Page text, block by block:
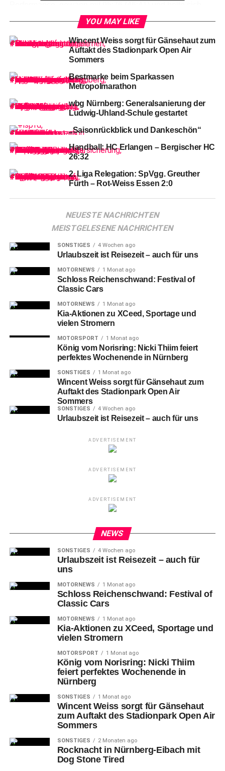
zudem den direkten Vergleich gegen den
Nürnbergs Neuzugang erzielte 17 Punkte, verteilte sechs
Assists, holte sieben Rebounds und machte damit genau
das, weshalb man ihn verpflichtet hatte.
1-Isaiah Rayshaud Hart gegen 30-Vincent John Friederici (N)
Doch der Reihe nach:
Faschingskrapfen hatten die Falken vor der Partie
ausgerufen und sie ließen Taten folgen. Angeführt vom
und engagiertes Auftakt-Viertel.
Klasse aufblitzen und kamen insbesondere in der Zone
der Falcons zu Punkten.
YOU MAY LIKE
Wincent Weiss sorgt für Gänsehaut zum
Auftakt des Stadionpark Open Air
Sommers
Bestmarke beim Sparkassen
Metropolmarathon
wbg Nürnberg: Generalsanierung der
Ludwig-Uhland-Schule gestartet
„Saisonrückblick und Dankeschön“
Handball: HC Erlangen – Bergischer HC
26:32
2. Liga Relegation: SpVgg. Greuther
Fürth – Rot-Weiss Essen 2:0
NEUESTE NACHRICHTEN
MEISTGELESENE NACHRICHTEN
SONSTIGES 4 Wochen ago
Urlaubszeit ist Reisezeit – auch für uns
MOTORNEWS 1 Monat ago
Schloss Reichenschwand: Festival of
Classic Cars
MOTORNEWS 1 Monat ago
Kia-Aktionen zu XCeed, Sportage und
vielen Stromern
MOTORSPORT 1 Monat ago
König vom Norisring: Nicki Thiim feiert
perfektes Wochenende in Nürnberg
SONSTIGES 1 Monat ago
Wincent Weiss sorgt für Gänsehaut zum
Auftakt des Stadionpark Open Air
Sommers
SONSTIGES 4 Wochen ago
Urlaubszeit ist Reisezeit – auch für uns
ADVERTISEMENT
ADVERTISEMENT
ADVERTISEMENT
NEWS
SONSTIGES 4 Wochen ago
Urlaubszeit ist Reisezeit – auch für
uns
MOTORNEWS 1 Monat ago
Schloss Reichenschwand: Festival of
Classic Cars
MOTORNEWS 1 Monat ago
Kia-Aktionen zu XCeed, Sportage und
vielen Stromern
MOTORSPORT 1 Monat ago
König vom Norisring: Nicki Thiim
feiert perfektes Wochenende in
Nürnberg
SONSTIGES 1 Monat ago
Wincent Weiss sorgt für Gänsehaut
zum Auftakt des Stadionpark Open Air
Sommers
SONSTIGES 2 Monaten ago
Rocknacht in Nürnberg-Eibach mit
Dog Stone Tired